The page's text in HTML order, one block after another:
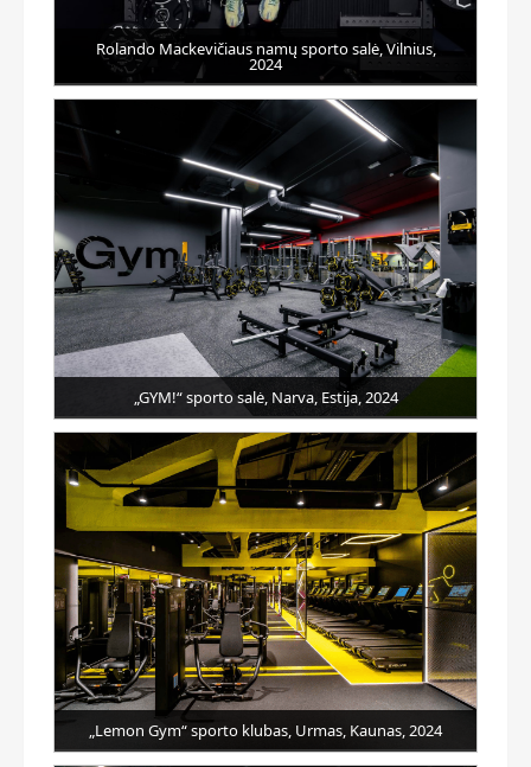
Rolando Mackevičiaus namų sporto salė, Vilnius,
2024
„GYM!“ sporto salė, Narva, Estija, 2024
„Lemon Gym“ sporto klubas, Urmas, Kaunas, 2024